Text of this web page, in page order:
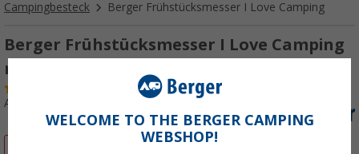
Campingbesteck Berger Frühstücksmesser I Love Camping
Berger Frühstücksmesser I Love Camping
rot
Art.-Nr.: 444430
WELCOME TO THE BERGER CAMPING
WEBSHOP!